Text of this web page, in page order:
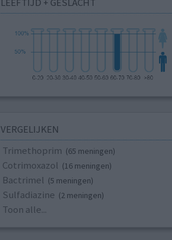
VERGELIJKEN
Trimethoprim (65 meningen)
Cotrimoxazol (16 meningen)
Bactrimel (5 meningen)
Sulfadiazine (2 meningen)
Toon alle...